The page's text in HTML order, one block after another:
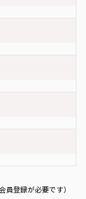
登録が必要です）